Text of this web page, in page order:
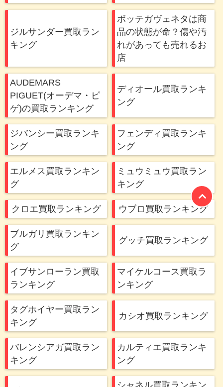
ジルサンダー買取ラン
キング
ボッテガヴェネタは商
品の状態が命？傷や汚
れがあっても売れるお
店
AUDEMARS
PIGUET(オーデマ・ピ
ゲ)の買取ランキング
ディオール買取ランキ
ング
ジバンシー買取ランキ
ング
フェンディ買取ランキ
ング
エルメス買取ランキン
グ
ミュウミュウ買取ラン
キング
クロエ買取ランキング ウブロ買取ランキング
ブルガリ買取ランキン
グ
グッチ買取ランキング
イブサンローラン買取
ランキング
マイケルコース買取ラ
ンキング
タグホイヤー買取ラン
キング
カシオ買取ランキング
バレンシアガ買取ラン
キング
カルティエ買取ランキ
ング